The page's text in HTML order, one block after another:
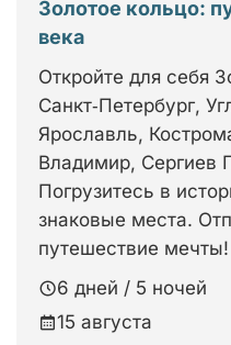
Золотое кольцо:
века
Откройте для себя
Санкт‑Петербург,
Ярославль,
Владимир, Сергиев
Погрузитесь в
знаковые места.
путешествие мечты!
6 дней / 5 ночей
15 августа